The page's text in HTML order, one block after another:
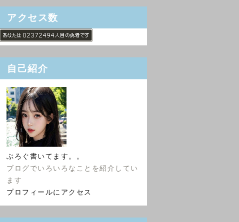
アクセス数
自己紹介
ぶろぐ書いてます。。
ブログでいろいろなことを紹介してい
ます
プロフィールにアクセス